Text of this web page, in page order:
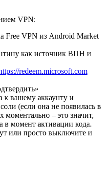
VPN:
Free VPN из Android Market
как источник ВПН и
redeem.microsoft.com
к вашему аккаунту и
(если она не появилась в
моментально – это значит,
в момент активации кода.
или просто выключите и